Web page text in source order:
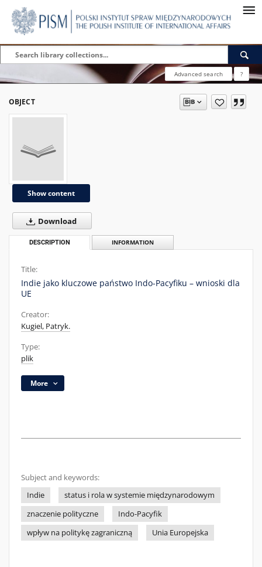
Advanced search ?
OBJECT
Show content
Download
DESCRIPTION INFORMATION
Title:
Indie jako kluczowe państwo Indo-Pacyfiku – wnioski dla
UE
Creator:
Kugiel, Patryk.
Type:
plik
More
Subject and keywords:
Indie
status i rola w systemie międzynarodowym
znaczenie polityczne
Indo-Pacyfik
wpływ na politykę zagraniczną
Unia Europejska